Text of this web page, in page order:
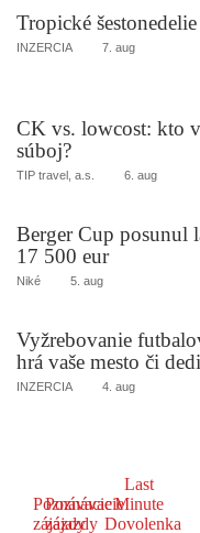
Tropické šestonedelie
INZERCIA 7. aug
CK vs. lowcost: kto
súboj?
TIP travel, a.s. 6. aug
Berger Cup posunul
17 500 eur
Niké 5. aug
Vyžrebovanie
hrá vaše mesto či
INZERCIA 4. aug
Poznávacie
zájazdy
Poznávacie
zájazdy
Last
Minute
Dovolenka